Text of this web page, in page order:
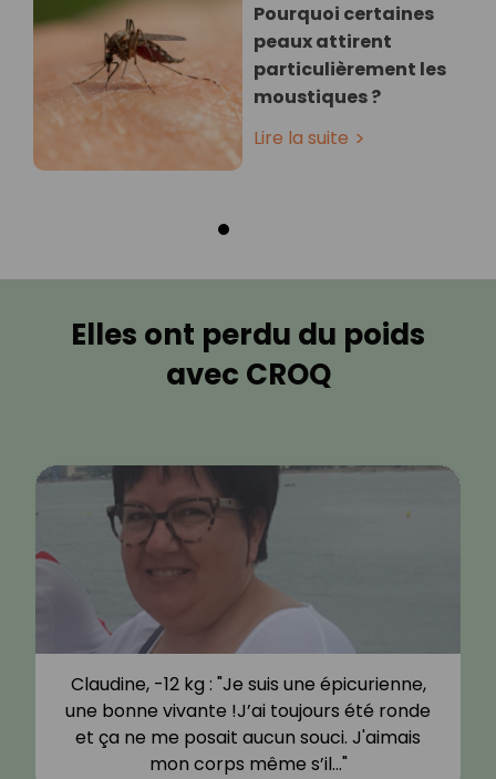
Pourquoi certaines
peaux attirent
particulièrement les
moustiques ?
Lire la suite
Elles ont perdu du poids
avec CROQ
Claudine, -12 kg : "Je suis une épicurienne,
une bonne vivante !J’ai toujours été ronde
et ça ne me posait aucun souci. J'aimais
mon corps même s’il…"